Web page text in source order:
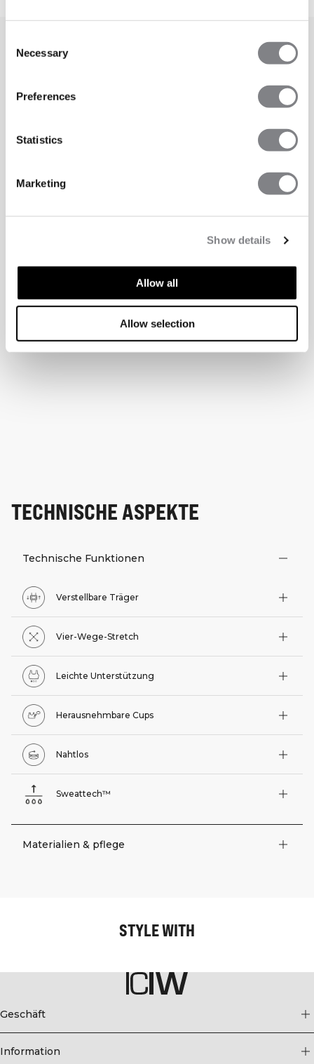
Selection
Necessary
Preferences
Statistics
Marketing
Show details
Allow all
Allow selection
TECHNISCHE ASPEKTE
Technische Funktionen
Verstellbare Träger
Vier-Wege-Stretch
Leichte Unterstützung
Herausnehmbare Cups
Nahtlos
Sweattech™
Materialien & pflege
STYLE WITH
Geschäft
Information